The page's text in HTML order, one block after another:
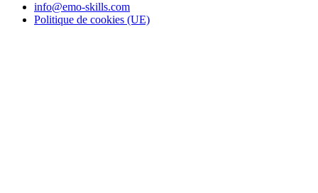
info@emo-skills.com
Politique de cookies (UE)